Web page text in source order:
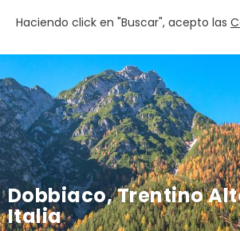
Dobbiaco, Trentino
Italia
Haciendo click en "Buscar", acepto las